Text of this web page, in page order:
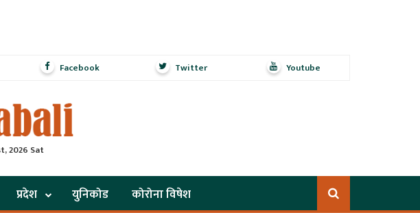
Facebook Twitter Youtube
2026 Sat
प्रदेश युनिकोड कोरोना विषेश